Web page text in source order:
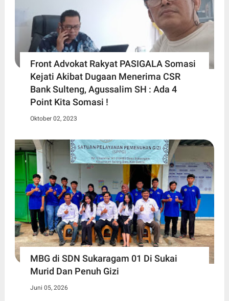
Front Advokat Rakyat PASIGALA Somasi
Kejati Akibat Dugaan Menerima CSR
Bank Sulteng, Agussalim SH : Ada 4
Point Kita Somasi !
Oktober 02, 2023
MBG di SDN Sukaragam 01 Di Sukai
Murid Dan Penuh Gizi
Juni 05, 2026